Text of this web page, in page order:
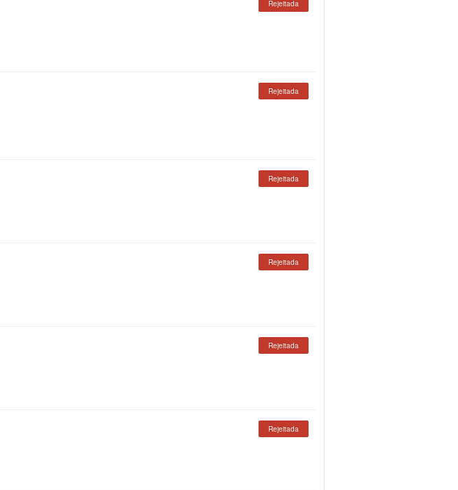
Rejeitada
Rejeitada
Rejeitada
Rejeitada
Rejeitada
Rejeitada